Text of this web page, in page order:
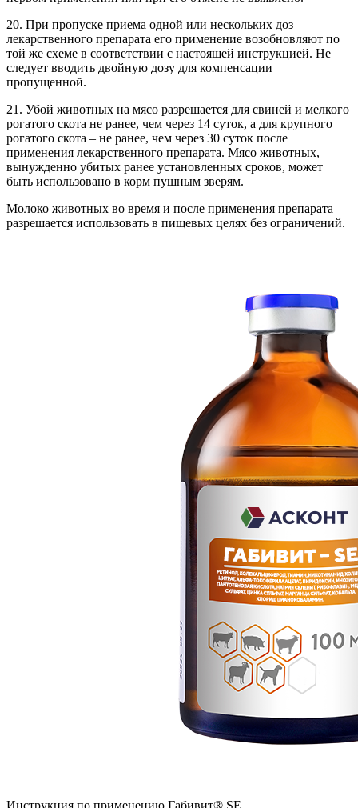
20. При пропуске приема одной или нескольких доз
лекарственного препарата его применение возобновляют по
той же схеме в соответствии с настоящей инструкцией. Не
следует вводить двойную дозу для компенсации
пропущенной.
21. Убой животных на мясо разрешается для свиней и мелкого
рогатого скота не ранее, чем через 14 суток, а для крупного
рогатого скота – не ранее, чем через 30 суток после
применения лекарственного препарата. Мясо животных,
вынужденно убитых ранее установленных сроков, может
быть использовано в корм пушным зверям.
Молоко животных во время и после применения препарата
разрешается использовать в пищевых целях без ограничений.
Инструкция по применению Габивит® SE